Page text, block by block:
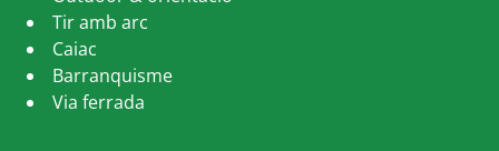
Tir amb arc
Caiac
Barranquisme
Via ferrada